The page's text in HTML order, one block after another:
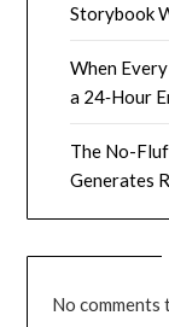
Storybook
When
a 24‑Hour
The No-
Generates
No comments